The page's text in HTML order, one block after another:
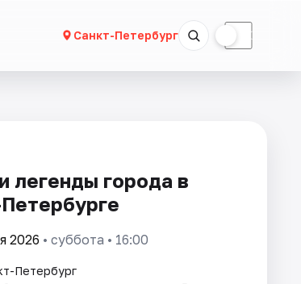
Санкт-Петербург ☾
легенды города в
2026 • суббота • 16:00
Петербург